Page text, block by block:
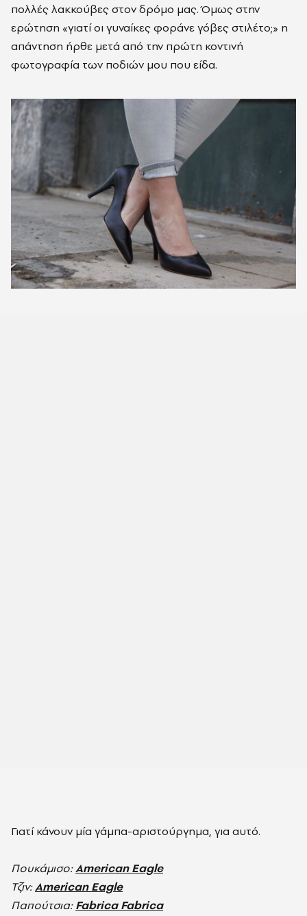
πολλές λακκούβες στον δρόμο μας. Όμως στην
ερώτηση «γιατί οι γυναίκες φοράνε γόβες στιλέτο;» η
απάντηση ήρθε μετά από την πρώτη κοντινή
φωτογραφία των ποδιών μου που είδα.
Γιατί κάνουν μία γάμπα-αριστούργημα, για αυτό.
Πουκάμισο:American Eagle
Τζιν:American Eagle
Παπούτσια:Fabrica Fabrica